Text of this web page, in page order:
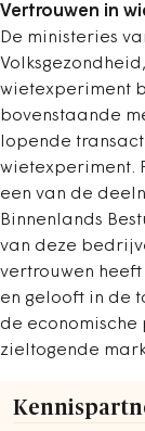
Vertrouwen in
De ministeries
wietexperiment
bovenstaande
lopende
wietexperiment.
een van de
Binnenlands
van deze
vertrouwen
en gelooft in de
de economische
zieltogende